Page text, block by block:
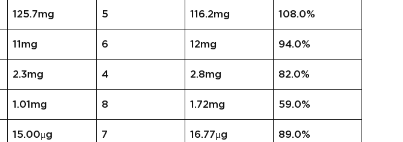
125.7mg 5 116.2mg 108.0%
11mg 6 12mg 94.0%
2.3mg 4 2.8mg 82.0%
1.01mg 8 1.72mg 59.0%
15.00μg 7 16.77μg 89.0%